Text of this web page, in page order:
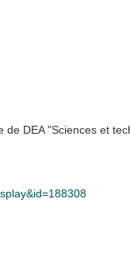
DEA "Sciences et